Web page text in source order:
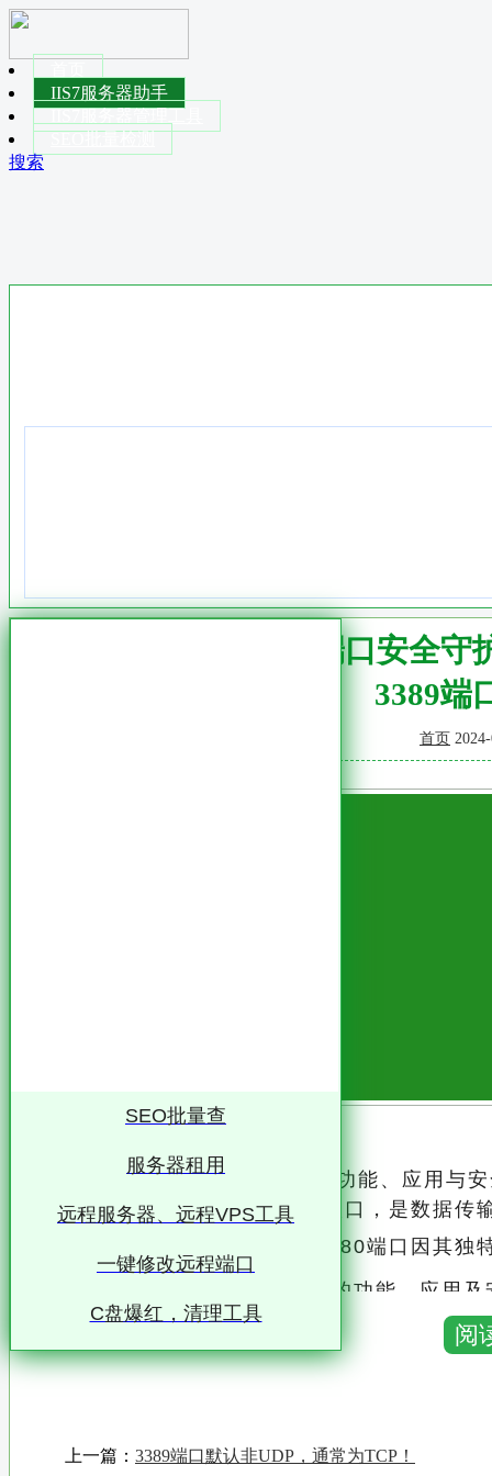
IIS7服务器助手
搜索
3389端口安全
3389端
首页
深入解析3389端口与80端口：功能、应用与
的角色，它们是网络通信的出入口，是数据传
在众多端口中，3389端口和80端口因其独
本文将详细解析这两个端口的功能、应用及
于远程桌面连接的默认端口
RDP协议允许用户通过网络连接，将本地
阅
上一篇： 3389端口默认非UDP，通常为TCP！
SEO批量查
服务器租用
远程服务器、远程VPS工具
一键修改远程端口
C盘爆红，清理工具